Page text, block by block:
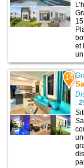
et
14
: